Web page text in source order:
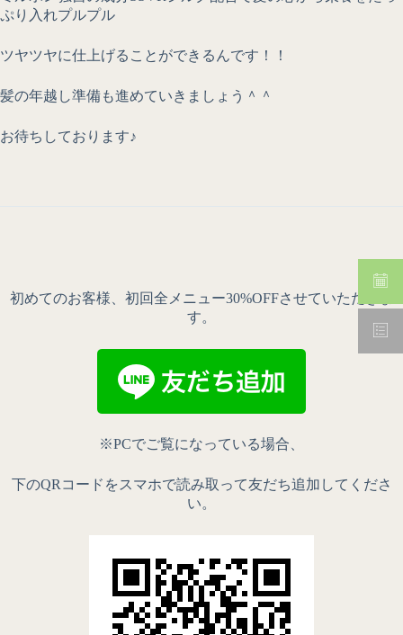
ぷり入れプルプル
ツヤツヤに仕上げることができるんです！！
髪の年越し準備も進めていきましょう＾＾
お待ちしております♪
初めてのお客様、初回全メニュー30%OFFさせていただきま
す。
※PCでご覧になっている場合、
下のQRコードをスマホで読み取って友だち追加してくださ
い。